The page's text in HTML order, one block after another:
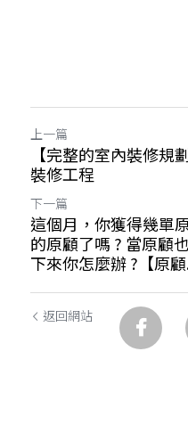
上一篇
【完整的室內裝修規
裝修工程
下一篇
這個月，你獲得幾單
的原顧了嗎 ? 當原顧
下來你怎麼辦 ?【原
返回網站